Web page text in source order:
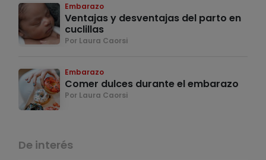
Embarazo
Ventajas y desventajas del parto en
cuclillas
Por Laura Caorsi
Embarazo
Comer dulces durante el embarazo
Por Laura Caorsi
De interés